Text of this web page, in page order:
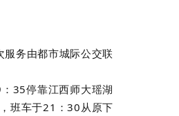
务由都市城际公交联
35停靠江西师大瑶湖
班车于21：30从原下